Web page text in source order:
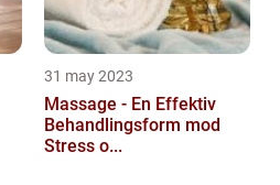
31 may 2023
Massage - En Effektiv
Behandlingsform mod
Stress o...